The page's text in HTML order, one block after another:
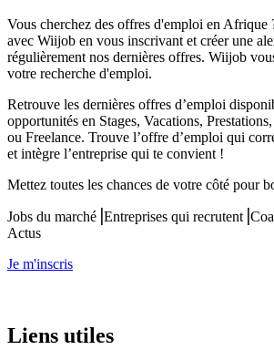
Vous cherchez des offres d'emploi en Afrique
avec Wiijob en vous inscrivant et créer une
régulièrement nos dernières offres. Wiijob
votre recherche d'emploi.
Retrouve les dernières offres d’emploi
opportunités en Stages, Vacations,
ou Freelance. Trouve l’offre d’emploi qui
et intègre l’entreprise qui te convient !
Mettez toutes les chances de votre côté pour
Jobs du marché⎟Entreprises qui
Actus
Je m'inscris
Liens utiles